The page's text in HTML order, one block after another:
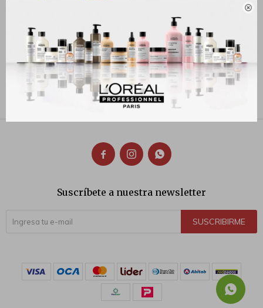

GNP CARTUCHO CERA
DEPILACION ROLL-ON - GNP
CARTUCHO CERA
DEPILACION ROLL-ON MIEL
90
  
Suscríbete a nuestra newsletter
SUSCRIBIRME